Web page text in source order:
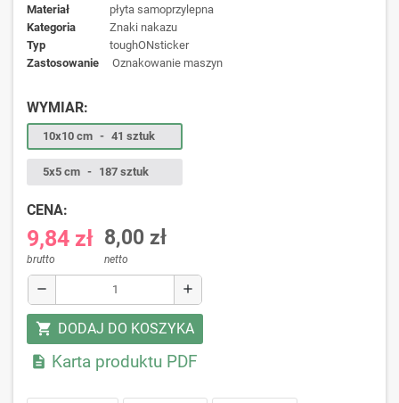
materiał
płyta samoprzylepna
kategoria
Znaki nakazu
typ
toughONsticker
zastosowanie
Oznakowanie maszyn
WYMIAR:
10x10 cm - 41 sztuk
5x5 cm - 187 sztuk
CENA:
9,84 zł
brutto
8,00 zł
netto
remove add
shopping_cart DODAJ DO KOSZYKA
 Karta produktu PDF